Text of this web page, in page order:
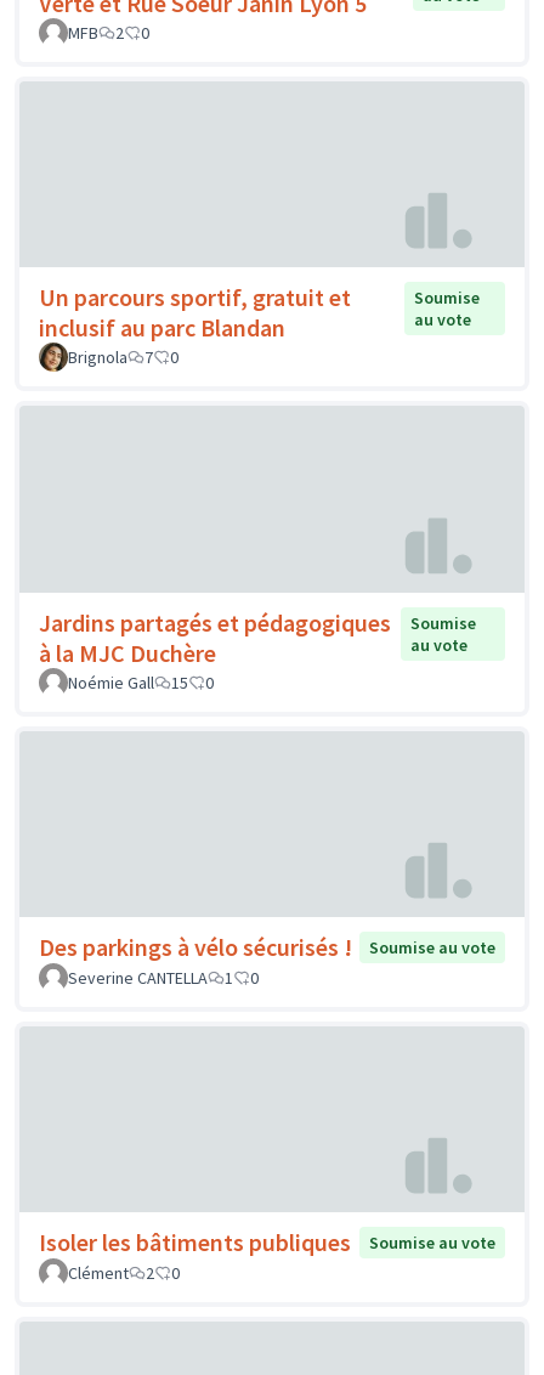
MFB
2 0
Un parcours sportif, gratuit et
inclusif au parc Blandan
Soumise
au vote
Brignola
7 0
Jardins partagés et pédagogiques
à la MJC Duchère
Soumise
au vote
Noémie Gall
15 0
Des parkings à vélo sécurisés !
Soumise au vote
Severine CANTELLA
1 0
Isoler les bâtiments publiques
Soumise au vote
Clément
2 0